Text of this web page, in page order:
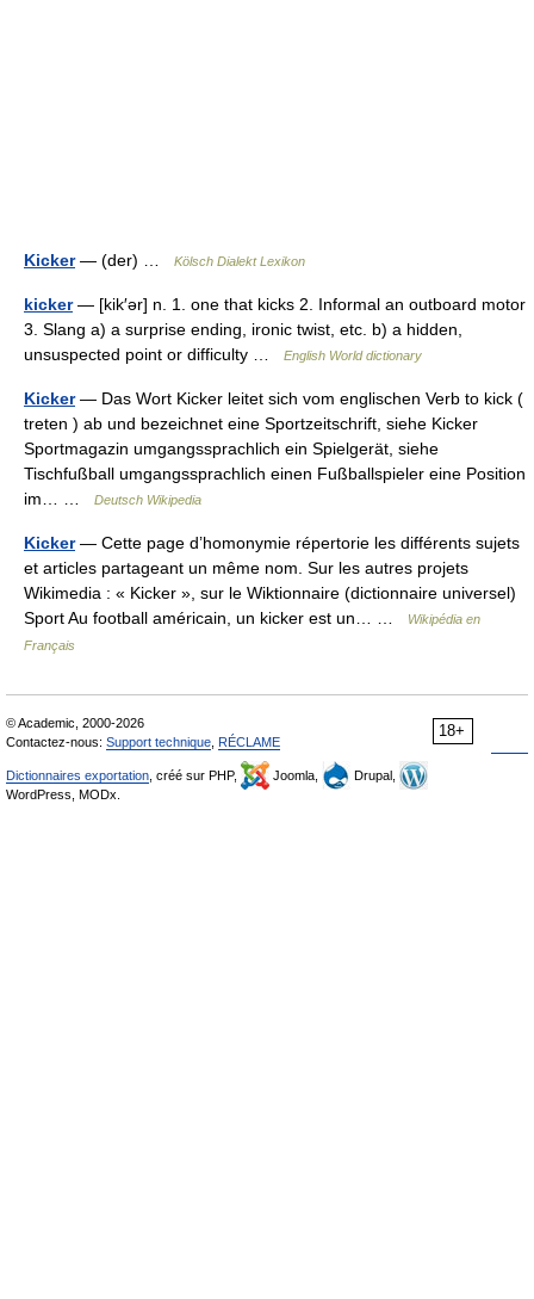
Kicker— (der) … Kölsch Dialekt Lexikon
kicker— [kik′ər] n. 1. one that kicks 2. Informal an outboard motor
3. Slang a) a surprise ending, ironic twist, etc. b) a hidden,
unsuspected point or difficulty …
English World dictionary
Kicker— Das Wort Kicker leitet sich vom englischen Verb to kick (
treten ) ab und bezeichnet eine Sportzeitschrift, siehe Kicker
Sportmagazin umgangssprachlich ein Spielgerät, siehe
Tischfußball umgangssprachlich einen Fußballspieler eine Position
im… …
Deutsch Wikipedia
Kicker— Cette page d’homonymie répertorie les différents sujets
et articles partageant un même nom. Sur les autres projets
Wikimedia : « Kicker », sur le Wiktionnaire (dictionnaire universel)
Sport Au football américain, un kicker est un… …
Wikipédia en
Français
18+
© Academic, 2000-2026
Contactez-nous: Support technique RÉCLAME
Dictionnaires exportation , créé sur PHP, Joomla,
Drupal,
WordPress, MODx.